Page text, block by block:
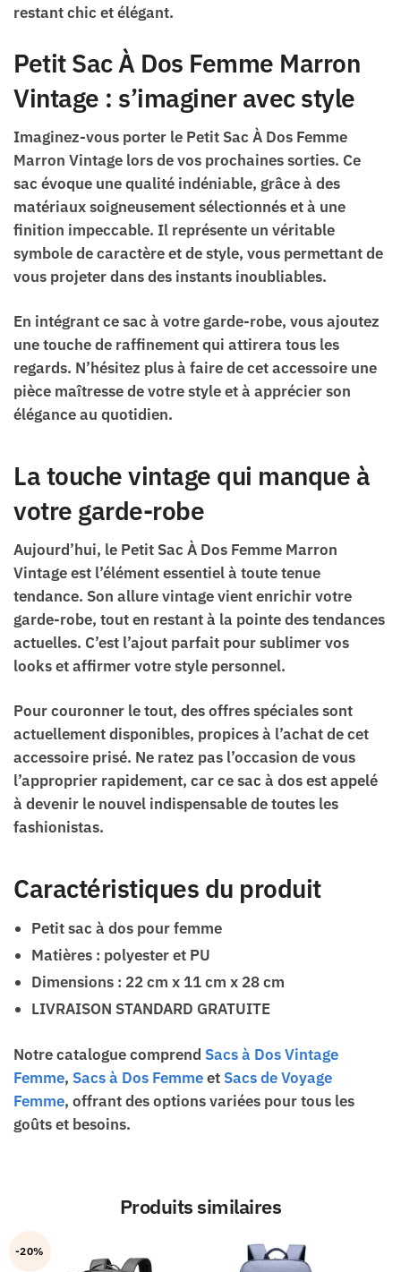
restant chic et élégant.
Petit Sac À Dos Femme Marron
Vintage : s’imaginer avec style
Imaginez-vous porter le Petit Sac À Dos Femme
Marron Vintage lors de vos prochaines sorties. Ce
sac évoque une qualité indéniable, grâce à des
matériaux soigneusement sélectionnés et à une
finition impeccable. Il représente un véritable
symbole de caractère et de style, vous permettant de
vous projeter dans des instants inoubliables.
En intégrant ce sac à votre garde-robe, vous ajoutez
une touche de raffinement qui attirera tous les
regards. N’hésitez plus à faire de cet accessoire une
pièce maîtresse de votre style et à apprécier son
élégance au quotidien.
La touche vintage qui manque à
votre garde-robe
Aujourd’hui, le Petit Sac À Dos Femme Marron
Vintage est l’élément essentiel à toute tenue
tendance. Son allure vintage vient enrichir votre
garde-robe, tout en restant à la pointe des tendances
actuelles. C’est l’ajout parfait pour sublimer vos
looks et affirmer votre style personnel.
Pour couronner le tout, des offres spéciales sont
actuellement disponibles, propices à l’achat de cet
accessoire prisé. Ne ratez pas l’occasion de vous
l’approprier rapidement, car ce sac à dos est appelé
à devenir le nouvel indispensable de toutes les
fashionistas.
Caractéristiques du produit
Petit sac à dos pour femme
Matières : polyester et PU
Dimensions : 22 cm x 11 cm x 28 cm
LIVRAISON STANDARD GRATUITE
Notre catalogue comprend Sacs à Dos Vintage
Femme, Sacs à Dos Femmeet Sacs de Voyage
Femme, offrant des options variées pour tous les
goûts et besoins.
Produits similaires
-20%